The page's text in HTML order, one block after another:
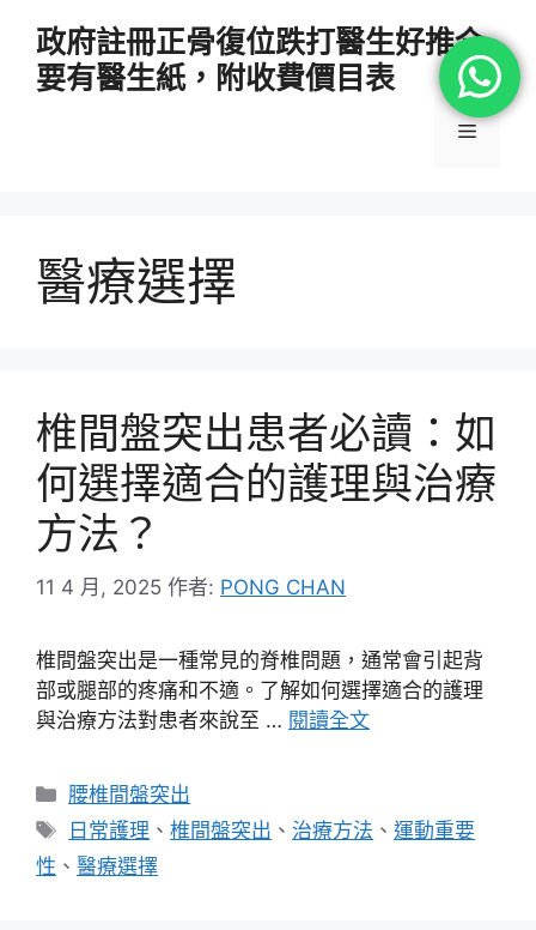
政府註冊正骨復位跌打醫生好推介
要有醫生紙，附收費價目表
選
醫療選擇
椎間盤突出患者必讀：如
何選擇適合的護理與治療
方法？
11 4 月, 2025 作者: PONG CHAN
椎間盤突出是一種常見的脊椎問題，通常會引起背
部或腿部的疼痛和不適。了解如何選擇適合的護理
與治療方法對患者來說至 … 閱讀全文
分
類
腰椎間盤突出
標
籤
日常護理 、椎間盤突出 、 治療方法 、運動重要
性 、 醫療選擇